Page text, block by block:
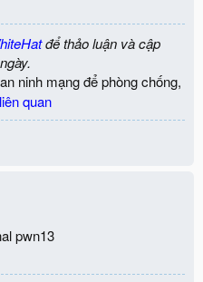
để thảo luận và cập
ninh mạng để phòng chống,
quan
pwn13